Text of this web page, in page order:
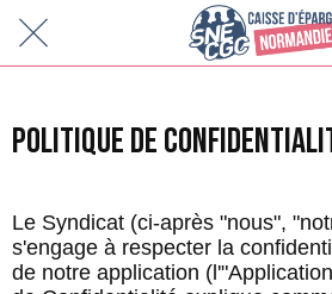
Politique de
Le Syndicat (ci-après "nous",
s'engage à respecter la
de notre application